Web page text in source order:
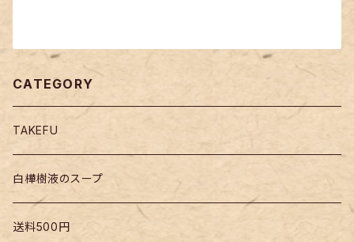
CATEGORY
TAKEFU
白樺樹液のスープ
送料500円